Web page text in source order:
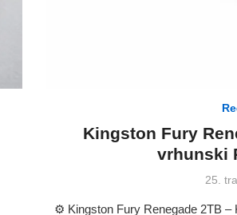
Kingston Fury
vrhunski
25.
⚙️ Kingston Fury Renegade 2TB